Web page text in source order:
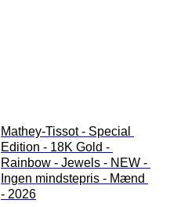
Mathey-Tissot - Special
Edition - 18K Gold -
Rainbow - Jewels - NEW -
Ingen mindstepris - Mænd
- 2026